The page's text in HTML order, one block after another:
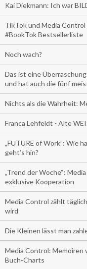
Kai Diekmann: Ich war
TikTok und Media
#BookTok Bestsellerliste
Noch wach?
Das ist eine
und hat auch die fünf
Nichts als die Wahrheit:
Franca Lehfeldt - Alte
„FUTURE of Work”: Wie
geht’s hin?
„Trend der Woche“:
exklusive Kooperation
Media Control zählt
wird
Die Kleinen lässt man
Media Control: Memoiren
Buch-Charts